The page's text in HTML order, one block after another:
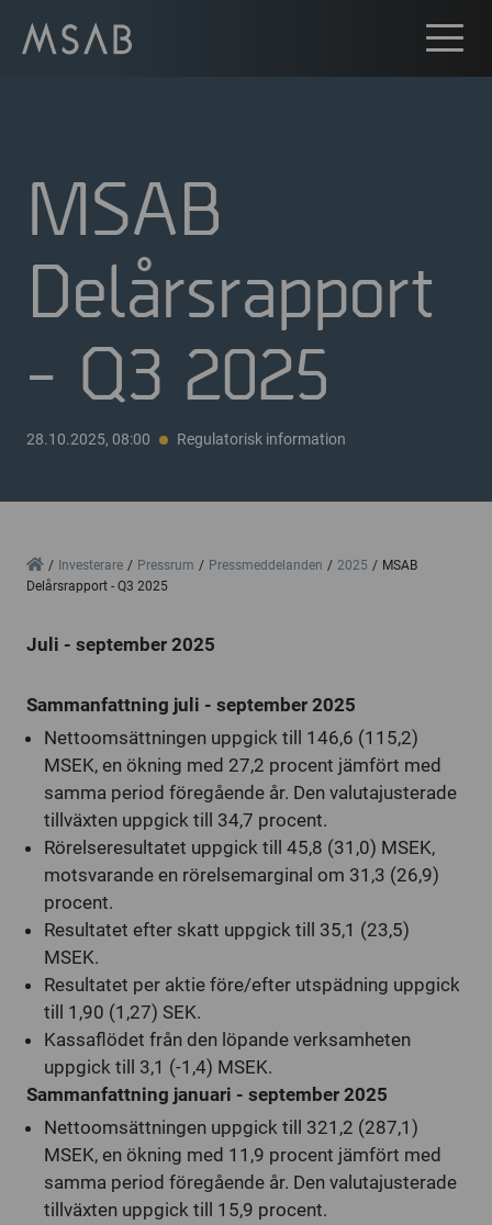
MSAB
Delårsrapport
- Q3 2025
28.10.2025, 08:00 Regulatorisk information
HomeInvesterare Pressrum Pressmeddelanden 2025
MSAB
Delårsrapport - Q3 2025
Juli - september 2025
Sammanfattning juli - september 2025
Nettoomsättningen uppgick till 146,6 (115,2)
MSEK, en ökning med 27,2 procent jämfört med
samma period föregående år. Den valutajusterade
tillväxten uppgick till 34,7 procent.
Rörelseresultatet uppgick till 45,8 (31,0) MSEK,
motsvarande en rörelsemarginal om 31,3 (26,9)
procent.
Resultatet efter skatt uppgick till 35,1 (23,5)
MSEK.
Resultatet per aktie före/efter utspädning uppgick
till 1,90 (1,27) SEK.
Kassaflödet från den löpande verksamheten
uppgick till 3,1 (-1,4) MSEK.
Sammanfattning januari - september 2025
Nettoomsättningen uppgick till 321,2 (287,1)
MSEK, en ökning med 11,9 procent jämfört med
samma period föregående år. Den valutajusterade
tillväxten uppgick till 15,9 procent.